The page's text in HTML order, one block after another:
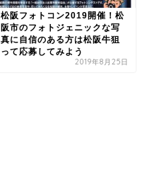
松阪フォトコン2019開催！松
阪市のフォトジェニックな写
真に自信のある方は松阪牛狙
って応募してみよう
2019年8月25日